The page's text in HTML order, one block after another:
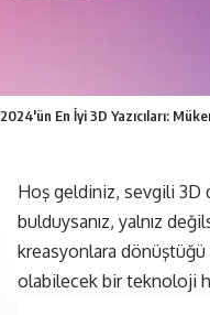
2024'ün En İyi 3D Yazıcıları:
Hoş geldiniz, sevgili 3D
bulduysanız, yalnız
kreasyonlara dönüştüğü
olabilecek bir teknoloji